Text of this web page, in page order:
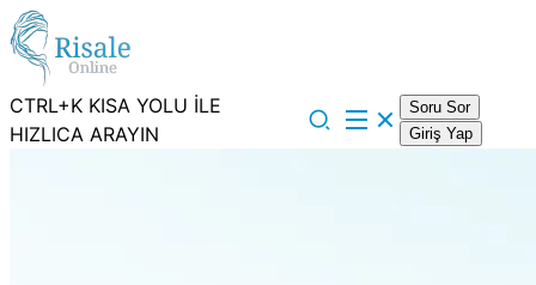
CTRL+K KISA YOLU İLE
HIZLICA ARAYIN
Soru Sor
Giriş Yap